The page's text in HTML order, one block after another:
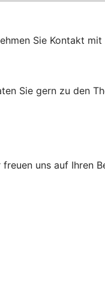
Sie Kontakt
Sie gern zu den
uns auf Ihren